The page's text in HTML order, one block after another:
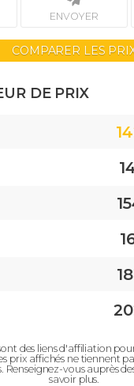
ENVOYER
COMPARER LES
DE PRIX
des liens d'affiliation
prix affichés ne tiennent
Renseignez-vous auprès
savoir plus.